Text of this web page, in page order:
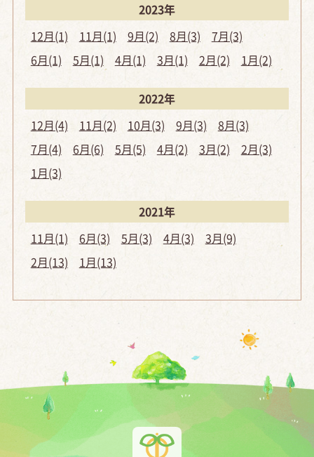
2023年
12月(1)
11月(1) 9月(2) 8月(3)
7月(3)
6月(1)
5月(1) 4月(1) 3月(1) 2月(2) 1月(2)
2022年
12月(4)
11月(2) 10月(3) 9月(3)
8月(3)
7月(4)
6月(6) 5月(5) 4月(2) 3月(2)
2月(3)
1月(3)
2021年
11月(1)
6月(3) 5月(3) 4月(3)
3月(9)
2月(13)
1月(13)